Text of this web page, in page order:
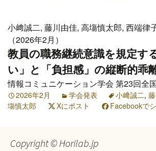
小﨑誠二, 藤川由佳, 高塲慎太郎, 西端律
（2026年2月）
教員の職務継続意識を規定す
い」と「負担感」の縦断的乖
情報コミュニケーション学会 第23回全
2026年2月 学会発表 小﨑誠二,
塲慎太郎
Xにポスト Facebookで
Copyright © Horilab.jp